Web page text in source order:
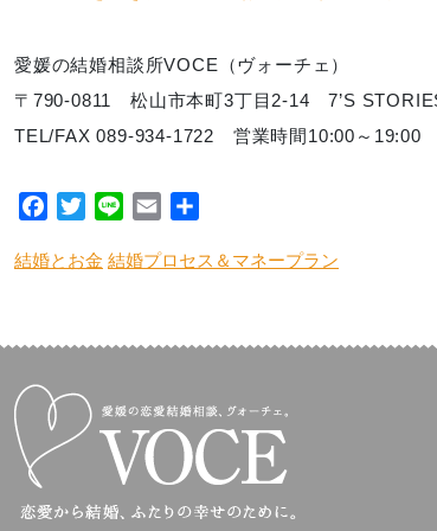
愛媛の結婚相談所VOCE（ヴォーチェ）
〒790-0811 松山市本町3丁目2-14 7’S
TEL/FAX 089-934-1722 営業時間10:00～
Facebook
TwitterLine Email
結婚とお金 結婚プロセス＆マネープラン